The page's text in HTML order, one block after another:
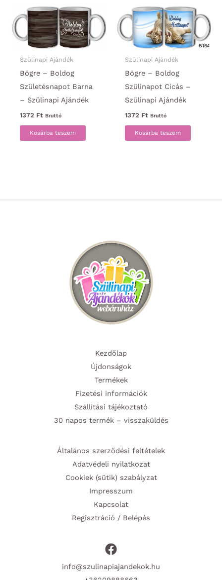
Szülinapi Ajándék
Bögre – Boldog
Születésnapot Barna
– Szülinapi Ajándék
1372 Ft Bruttó
Kosárba teszem
Szülinapi Ajándék
Bögre – Boldog
Szülinapot Cicás –
Szülinapi Ajándék
1372 Ft Bruttó
Kosárba teszem
Kezdőlap
Újdonságok
Termékek
Fizetési információk
Szállítási tájékoztató
30 napos termék – visszaküldés
Általános szerződési feltételek
Adatvédeli nyilatkozat
Cookiek (sütik) szabályzat
Impresszum
Kapcsolat
Regisztráció / Belépés
info@szulinapiajandekok.hu